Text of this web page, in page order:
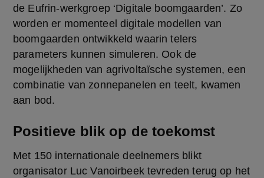
de Eufrin-werkgroep ‘Digitale boomgaarden’. Zo
worden er momenteel digitale modellen van
boomgaarden ontwikkeld waarin telers
parameters kunnen simuleren. Ook de
mogelijkheden van agrivoltaïsche systemen, een
combinatie van zonnepanelen en teelt, kwamen
aan bod.
Positieve blik op de toekomst
Met 150 internationale deelnemers blikt
organisator Luc Vanoirbeek tevreden terug op het